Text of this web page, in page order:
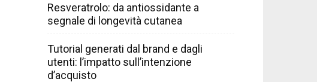
Resveratrolo: da antiossidante a
segnale di longevità cutanea
Tutorial generati dal brand e dagli
utenti: l’impatto sull’intenzione
d’acquisto